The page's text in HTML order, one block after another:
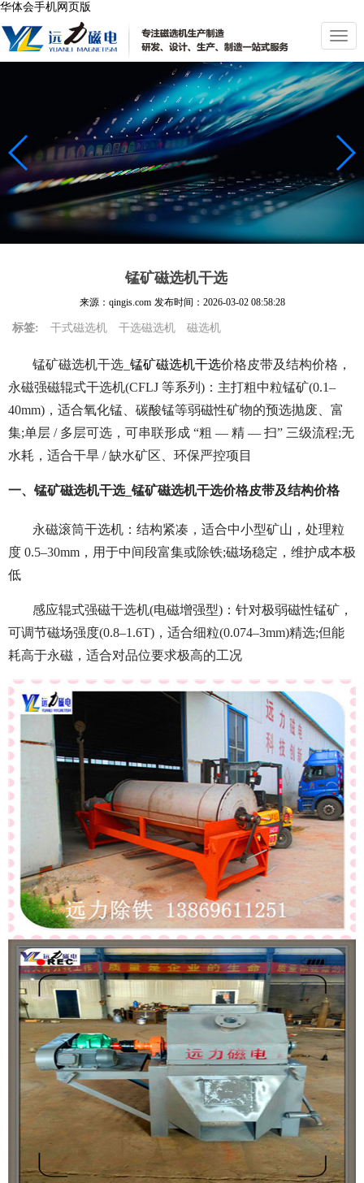
华体会手机网页版
切
换
导
航
锰矿磁选机干选
来源：qingis.com 发布时间： 2026-03-02 08:58:28
标签: 干式磁选机 干选磁选机 磁选机
锰矿磁选机干选_ 锰矿磁选机干选价格皮带及结构价格，
永磁强磁辊式干选机(CFLJ 等系列)：主打粗中粒锰矿(0.1–
40mm)，适合氧化锰、碳酸锰等弱磁性矿物的预选抛废、富
集;单层 / 多层可选，可串联形成 “粗 — 精 — 扫” 三级流程;无
水耗，适合干旱 / 缺水矿区、环保严控项目
一、锰矿磁选机干选_锰矿磁选机干选价格皮带及结构价格
永磁滚筒干选机：结构紧凑，适合中小型矿山，处理粒
度 0.5–30mm，用于中间段富集或除铁;磁场稳定，维护成本极
低
感应辊式强磁干选机(电磁增强型)：针对极弱磁性锰矿，
可调节磁场强度(0.8–1.6T)，适合细粒(0.074–3mm)精选;但能
耗高于永磁，适合对品位要求极高的工况